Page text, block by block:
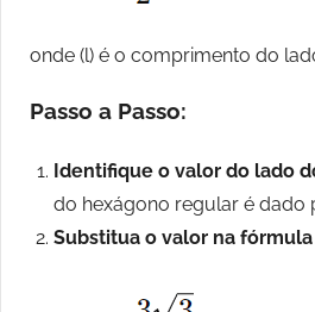
onde (l) é o comprimento do
Passo a Passo:
Identifique o valor do lado
do hexágono regular é dado
Substitua o valor na fórmula